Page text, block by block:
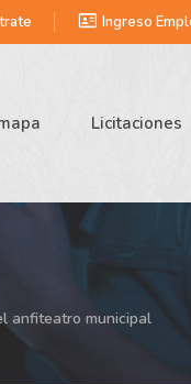
id_card Ingreso
Licitaciones
anfiteatro municipal